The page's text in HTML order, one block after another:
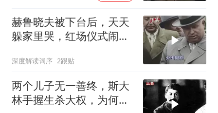
赫鲁晓夫被下台后，天天
躲家里哭，红场仪式闹出
深度解读词序 2跟贴
两个儿子无一善终，斯大
林手握生杀大权，为何保